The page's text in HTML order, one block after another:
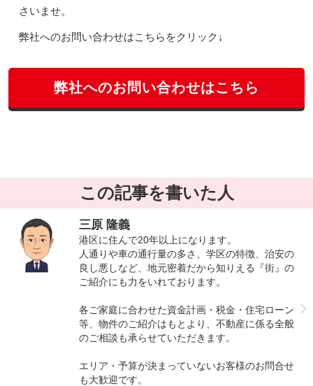
さいませ。
弊社へのお問い合わせはこちらをクリック↓
弊社へのお問い合わせはこちら
この記事を書いた人
三原 隆義
港区に住んで20年以上になります。
人通りや車の通行量の多さ、学区の特徴、治安の
良し悪しなど、地元密着だから知りえる『街』の
ご紹介にも力をいれております。
各ご家庭に合わせた資金計画・税金・住宅ローン
等、物件のご紹介はもとより、不動産に係る全般
のご相談も承らせていただきます。
エリア・予算が決まっていないお客様のお問合せ
も大歓迎です。